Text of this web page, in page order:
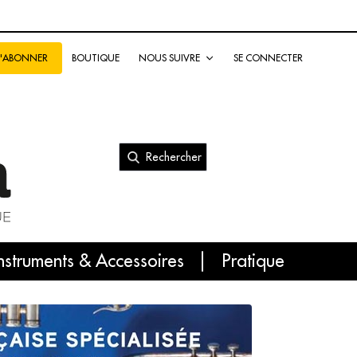
BOUTIQUE NOUS SUIVRE SE CONNECTER
Rechercher
& Accessoires Pratique